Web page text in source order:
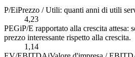
P/EiPrezzo / Utili: quanti anni di utili
4,23
PEGiP/E rapportato alla crescita attesa:
prezzo interessante rispetto alla crescita.
1,14